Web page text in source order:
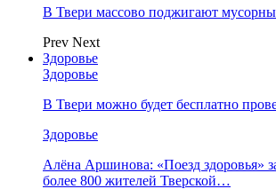
В Твери массово поджигают
Prev Next
Здоровье
Здоровье
В Твери можно будет бесплатно
Здоровье
Алёна Аршинова: «Поезд здоровья»
более 800 жителей Тверской…